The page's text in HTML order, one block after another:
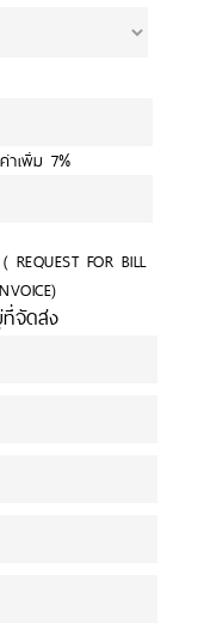
าเพิ่ม 7%
FOR BILL
จัดส่ง